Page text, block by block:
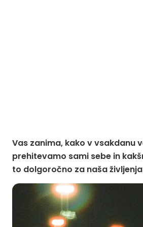
Vas zanima, kako v vsakdanu
prehitevamo sami sebe in
to dolgoročno za naša